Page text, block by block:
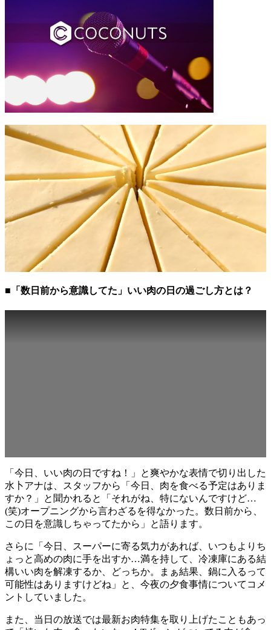
■「数日前から意識してた」いい肉の日の過ごし方とは？
「今日、いい肉の日ですね！」と爽やかな表情で切り出した
水卜アナは、スタッフから「今日、肉を食べる予定はありま
すか？」と聞かれると「それがね、特にないんですけど…
(笑)オープニングから言わざるを得なかった。数日前から、
この日を意識しちゃってたから」と語ります。
さらに「今日、スーパーに寄る気力があれば、いつもよりち
ょっと高めの肉に手を出すか…満を持して、冷凍庫にある結
構いい肉を解凍するか、どっちか。まぁ結果、鍋に入るって
可能性はありますけどね」と、今夜の夕食事情についてコメ
ントしていました。
また、当日の放送では最新お肉特集を取り上げたこともあっ